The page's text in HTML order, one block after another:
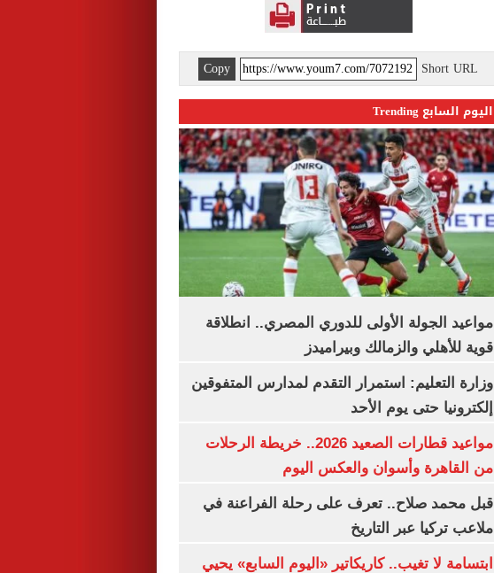
Short URL
Copy
اليوم السابع Trending
مواعيد الجولة الأولى للدوري المصري.. انطلاقة
قوية للأهلي والزمالك وبيراميدز
وزارة التعليم: استمرار التقدم لمدارس المتفوقين
إلكترونيا حتى يوم الأحد
مواعيد قطارات الصعيد 2026.. خريطة الرحلات
من القاهرة وأسوان والعكس اليوم
قبل محمد صلاح.. تعرف على رحلة الفراعنة في
ملاعب تركيا عبر التاريخ
ابتسامة لا تغيب.. كاريكاتير «اليوم السابع» يحيي